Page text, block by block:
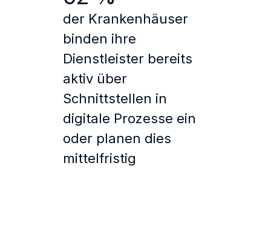
der Krankenhäuser
binden ihre
Dienstleister bereits
aktiv über
Schnittstellen in
digitale Prozesse ein
oder planen dies
mittelfristig